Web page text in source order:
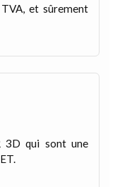
et sûrement
3D qui sont une